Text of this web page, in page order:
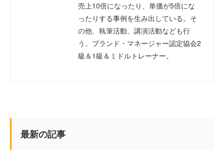
売上10倍になったり、単価が5倍にな
ったりする事例を生み出している。そ
の他、執筆活動、講演活動なども行
う。ブランド・マネージャー認定協会2
級＆1級＆ミドルトレーナー。
最新の記事